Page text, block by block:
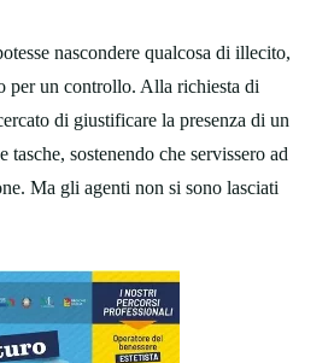
nascondere qualcosa di illecito,
per un controllo. Alla richiesta di
di giustificare la presenza di un
sostenendo che servissero ad
Ma gli agenti non si sono lasciati